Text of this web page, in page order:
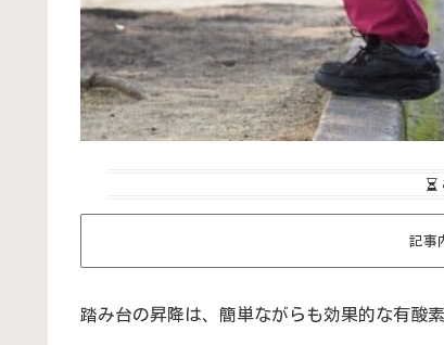
記事
踏み台の昇降は、簡単ながらも効果的な有酸